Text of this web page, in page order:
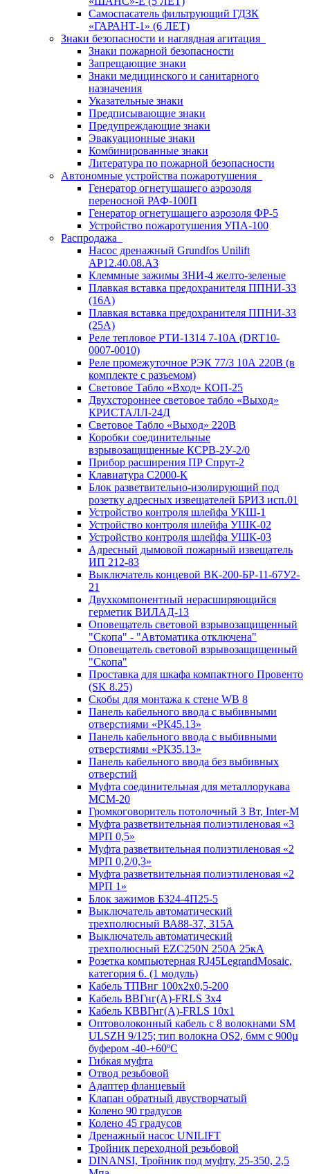
Самоспасатель фильтрующий ГДЗК
«ГАРАНТ-1» (6 ЛЕТ)
Знаки безопасности и наглядная агитация
Знаки пожарной безопасности
Запрещающие знаки
Знаки медицинского и санитарного
назначения
Указательные знаки
Предписывающие знаки
Предупреждающие знаки
Эвакуационные знаки
Комбинированные знаки
Литература по пожарной безопасности
Автономные устройства пожаротушения
Генератор огнетушащего аэрозоля
переносной РАФ-100П
Генератор огнетушащего аэрозоля ФР-5
Устройство пожаротушения УПА-100
Распродажа
Насос дренажный Grundfos Unilift
АP12.40.08.A3
Клеммные зажимы ЗНИ-4 желто-зеленые
Плавкая вставка предохранителя ППНИ-33
(16А)
Плавкая вставка предохранителя ППНИ-33
(25А)
Реле тепловое РТИ-1314 7-10А (DRT10-
0007-0010)
Реле промежуточное РЭК 77/3 10А 220В (в
комплекте с разъемом)
Световое Табло «Вход» КОП-25
Двухстороннее световое табло «Выход»
КРИСТАЛЛ-24Д
Световое Табло «Выход» 220В
Коробки соединительные
взрывозащищенные КСРВ-2У-2/0
Прибор расширения ПР Спрут-2
Клавиатура С2000-К
Блок разветвительно-изолирующий под
розетку адресных извещателей БРИЗ исп.01
Устройство контроля шлейфа УКШ-1
Устройство контроля шлейфа УШК-02
Устройство контроля шлейфа УШК-03
Адресный дымовой пожарный извещатель
ИП 212-83
Выключатель концевой ВК-200-БР-11-67У2-
21
Двухкомпонентный нерасширяющийся
герметик ВИЛАД-13
Оповещатель световой взрывозащищенный
"Скопа" - "Автоматика отключена"
Оповещатель световой взрывозащищенный
"Скопа"
Проставка для шкафа компактного Провенто
(SK 8.25)
Скобы для монтажа к стене WB 8
Панель кабельного ввода с выбивными
отверстиями «РК45.13»
Панель кабельного ввода с выбивными
отверстиями «РК35.13»
Панель кабельного ввода без выбивных
отверстий
Муфта соединительная для металлорукава
МСМ-20
Громкоговоритель потолочный 3 Вт, Inter-M
Муфта разветвительная полиэтиленовая «3
МРП 0,5»
Муфта разветвительная полиэтиленовая «2
МРП 0,2/0,3»
Муфта разветвительная полиэтиленовая «2
МРП 1»
Блок зажимов БЗ24-4П25-5
Выключатель автоматический
трехполюсный ВА88-37, 315А
Выключатель автоматический
трехполюсный EZC250N 250А 25кА
Розетка компьютерная RJ45LegrandMosaic,
категория 6. (1 модуль)
Кабель ТПВнг 100х2х0,5-200
Кабель ВВГнг(А)-FRLS 3х4
Кабель КВВГнг(А)-FRLS 10х1
Оптоволоконный кабель с 8 волокнами SM
ULSZH 9/125; тип волокна OS2, 6мм с 900µ
буфером -40-+60ºC
Гибкая муфта
Отвод резьбовой
Адаптер фланцевый
Клапан обратный двустворчатый
Колено 90 градусов
Колено 45 градусов
Дренажный насос UNILIFT
Тройник переходной резьбовой
DINANSI, Тройник под муфту, 25-350, 2,5